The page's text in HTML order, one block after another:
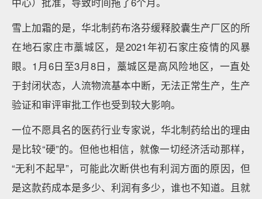
雪上加霜的是，华北制药布洛芬缓释胶囊生产厂区的所
在地石家庄市藁城区，是2021年初石家庄疫情的风暴
眼。1月6日至3月8日，藁城区是高风险地区，一直处
于封闭状态，人流物流基本中断，无法正常生产，生产
验证和审评审批工作也受到较大影响。
一位不愿具名的医药行业专家说，华北制药给出的理由
是比较“硬”的。但他也相信，就像一切经济活动那样，
“无利不起早”，可能此次断供也有利润方面的原因，但
是这款药成本是多少、利润有多少，谁也不知道。且就